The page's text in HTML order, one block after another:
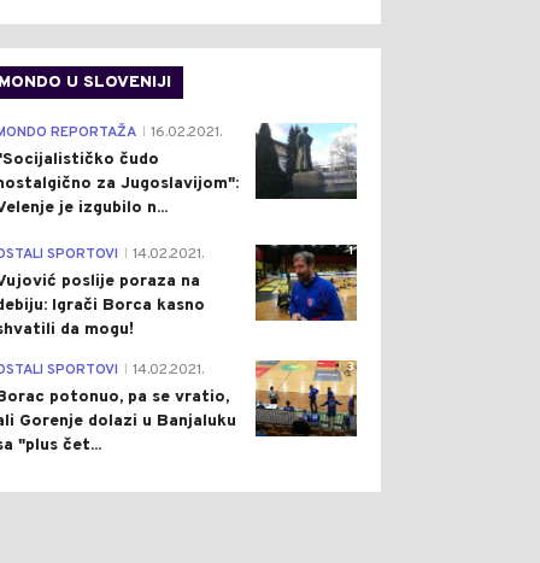
MONDO U SLOVENIJI
4
REPORTAŽA 16.02.2021.
čudo
za Jugoslavijom":
je izgubilo n...
1
SPORTOVI 14.02.2021.
poslije poraza na
Igrači Borca kasno
da mogu!
3
SPORTOVI 14.02.2021.
potonuo, pa se vratio,
Gorenje dolazi u Banjaluku
"plus čet...